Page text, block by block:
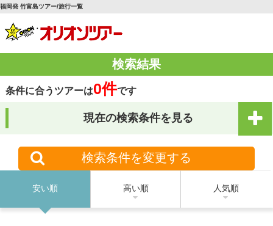
福岡発 竹富島ツアー/旅行一覧
検索結果
条件に合うツアーは0件です
現在の検索条件を見る
検索条件を変更する
安い順 高い順 人気順